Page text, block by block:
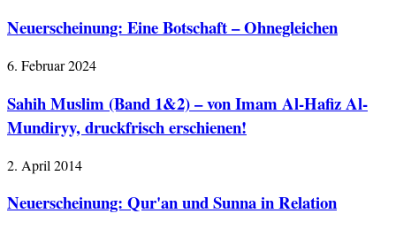
Neuerscheinung: Eine Botschaft – Ohnegleichen
6. Februar 2024
Sahih Muslim (Band 1&2) – von Imam Al-Hafiz Al-
Mundiryy, druckfrisch erschienen!
2. April 2014
Neuerscheinung: Qur'an und Sunna in Relation